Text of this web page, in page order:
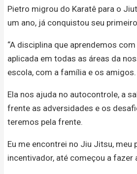
Pietro migrou do Karatê para o
um ano, já conquistou seu
“A disciplina que aprendemos
aplicada em todas as áreas da
escola, com a família e os amigos.
Ela nos ajuda no autocontrole, a
frente as adversidades e os
teremos pela frente.
Eu me encontrei no Jiu Jitsu, meu
incentivador, até começou a fazer